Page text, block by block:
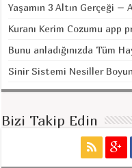
Yaşamın 3 Altın Gerçeği –
Kuranı Kerim Cozumu app
Bunu anladığınızda Tüm
Sinir Sistemi Nesiller
Bizi Takip Edin